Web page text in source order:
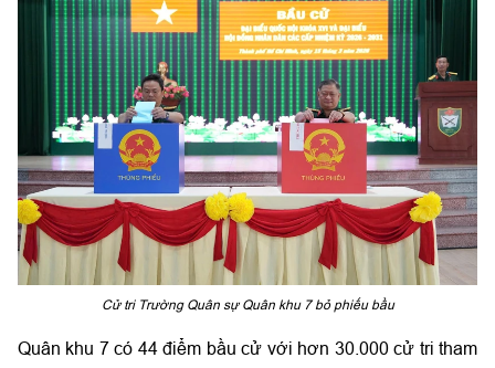
Cử tri Trường Quân sự Quân khu 7 bỏ phiếu bầu
Quân khu 7 có 44 điểm bầu cử với hơn 30.000 cử tri tham